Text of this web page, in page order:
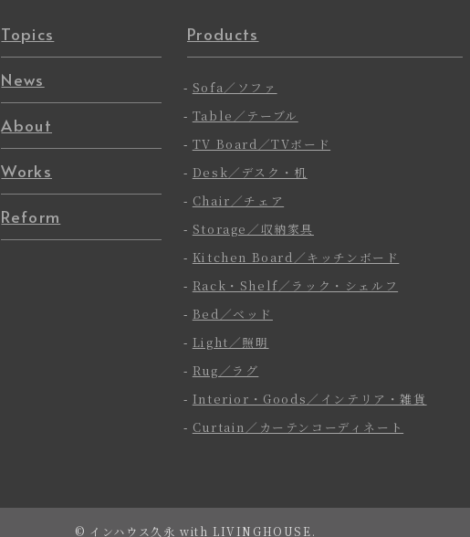
Topics
News
About
Works
Reform
Products
- Sofa／ソファ
- Table／テーブル
- TV Board／TVボード
- Desk／デスク・机
- Chair／チェア
- Storage／収納家具
- Kitchen Board／キッチンボード
- Rack・Shelf／ラック・シェルフ
- Bed／ベッド
- Light／照明
- Rug／ラグ
- Interior・Goods／インテリア・雑貨
- Curtain／カーテンコーディネート
© インハウス久永 with LIVINGHOUSE.